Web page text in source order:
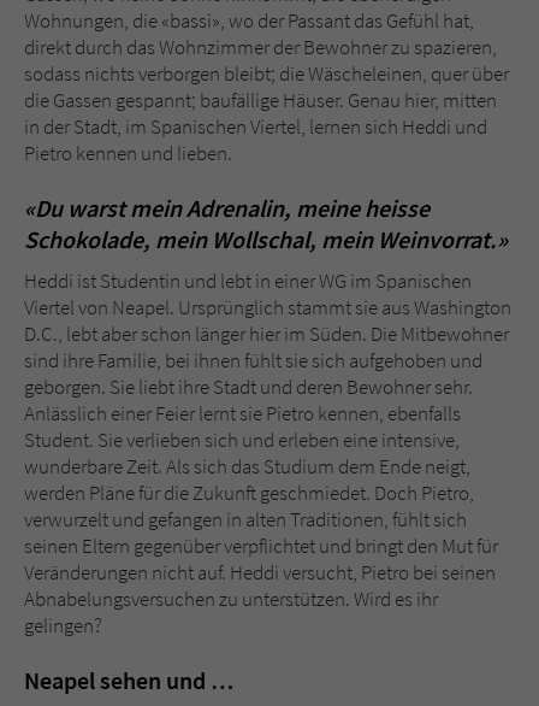
Wohnungen, die «bassi», wo der Passant das Gefühl hat,
direkt durch das Wohnzimmer der Bewohner zu spazieren,
sodass nichts verborgen bleibt; die Wäscheleinen, quer über
die Gassen gespannt; baufällige Häuser. Genau hier, mitten
in der Stadt, im Spanischen Viertel, lernen sich Heddi und
Pietro kennen und lieben.
«Du warst mein Adrenalin, meine heisse
Schokolade, mein Wollschal, mein Weinvorrat.»
Heddi ist Studentin und lebt in einer WG im Spanischen
Viertel von Neapel. Ursprünglich stammt sie aus Washington
D.C., lebt aber schon länger hier im Süden. Die Mitbewohner
sind ihre Familie, bei ihnen fühlt sie sich aufgehoben und
geborgen. Sie liebt ihre Stadt und deren Bewohner sehr.
Anlässlich einer Feier lernt sie Pietro kennen, ebenfalls
Student. Sie verlieben sich und erleben eine intensive,
wunderbare Zeit. Als sich das Studium dem Ende neigt,
werden Pläne für die Zukunft geschmiedet. Doch Pietro,
verwurzelt und gefangen in alten Traditionen, fühlt sich
seinen Eltern gegenüber verpflichtet und bringt den Mut für
Veränderungen nicht auf. Heddi versucht, Pietro bei seinen
Abnabelungsversuchen zu unterstützen. Wird es ihr
gelingen?
Neapel sehen und …
Sicherheitscode des Kontaktformulars zu
überprüfen.